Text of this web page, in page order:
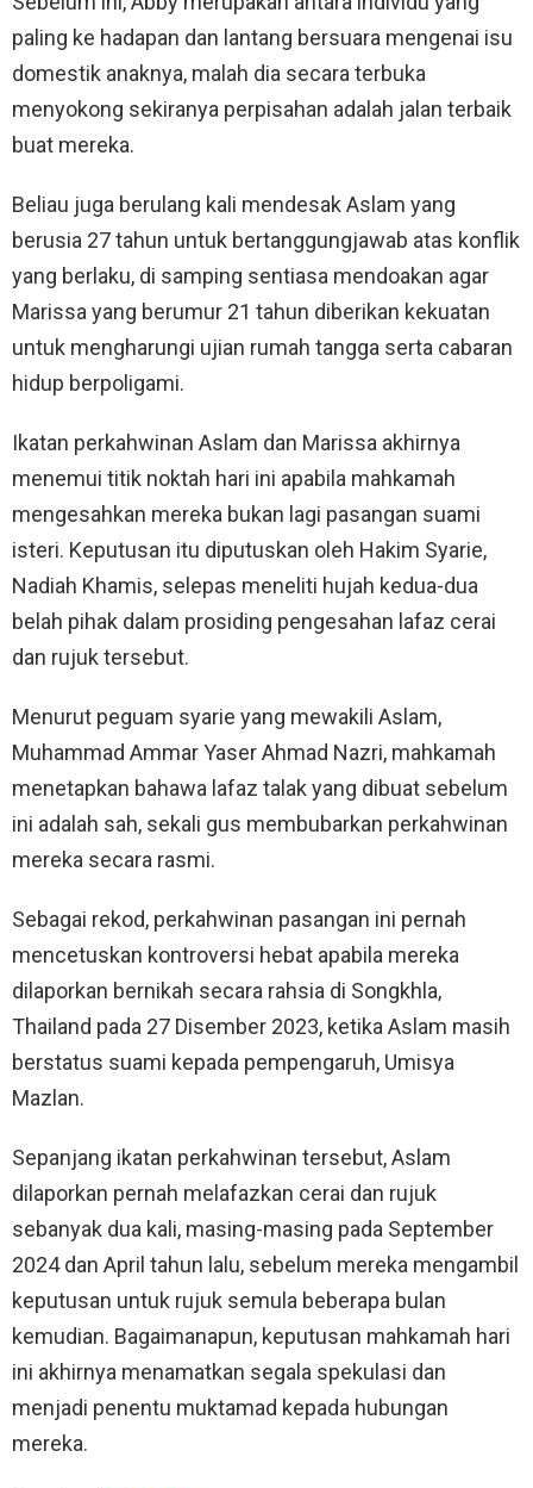
paling ke hadapan dan lantang bersuara mengenai isu
domestik anaknya, malah dia secara terbuka
menyokong sekiranya perpisahan adalah jalan terbaik
buat mereka.
Beliau juga berulang kali mendesak Aslam yang
berusia 27 tahun untuk bertanggungjawab atas konflik
yang berlaku, di samping sentiasa mendoakan agar
Marissa yang berumur 21 tahun diberikan kekuatan
untuk mengharungi ujian rumah tangga serta cabaran
hidup berpoligami.
Ikatan perkahwinan Aslam dan Marissa akhirnya
menemui titik noktah hari ini apabila mahkamah
mengesahkan mereka bukan lagi pasangan suami
isteri. Keputusan itu diputuskan oleh Hakim Syarie,
Nadiah Khamis, selepas meneliti hujah kedua-dua
belah pihak dalam prosiding pengesahan lafaz cerai
dan rujuk tersebut.
Menurut peguam syarie yang mewakili Aslam,
Muhammad Ammar Yaser Ahmad Nazri, mahkamah
menetapkan bahawa lafaz talak yang dibuat sebelum
ini adalah sah, sekali gus membubarkan perkahwinan
mereka secara rasmi.
Sebagai rekod, perkahwinan pasangan ini pernah
mencetuskan kontroversi hebat apabila mereka
dilaporkan bernikah secara rahsia di Songkhla,
Thailand pada 27 Disember 2023, ketika Aslam masih
berstatus suami kepada pempengaruh, Umisya
Mazlan.
Sepanjang ikatan perkahwinan tersebut, Aslam
dilaporkan pernah melafazkan cerai dan rujuk
sebanyak dua kali, masing-masing pada September
2024 dan April tahun lalu, sebelum mereka mengambil
keputusan untuk rujuk semula beberapa bulan
kemudian. Bagaimanapun, keputusan mahkamah hari
ini akhirnya menamatkan segala spekulasi dan
menjadi penentu muktamad kepada hubungan
mereka.